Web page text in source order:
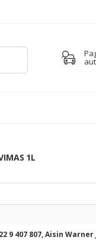
1L
9 407 807, Aisin Warner